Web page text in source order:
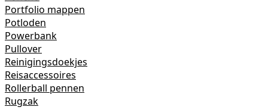
Portfolio mappen
Potloden
Powerbank
Pullover
Reinigingsdoekjes
Reisaccessoires
Rollerball pennen
Rugzak